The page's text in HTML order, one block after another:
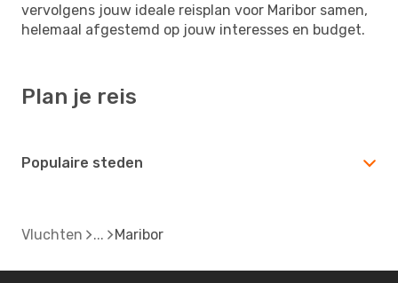
vervolgens jouw ideale reisplan voor Maribor samen,
helemaal afgestemd op jouw interesses en budget.
Plan je reis
Populaire steden
Vluchten Maribor